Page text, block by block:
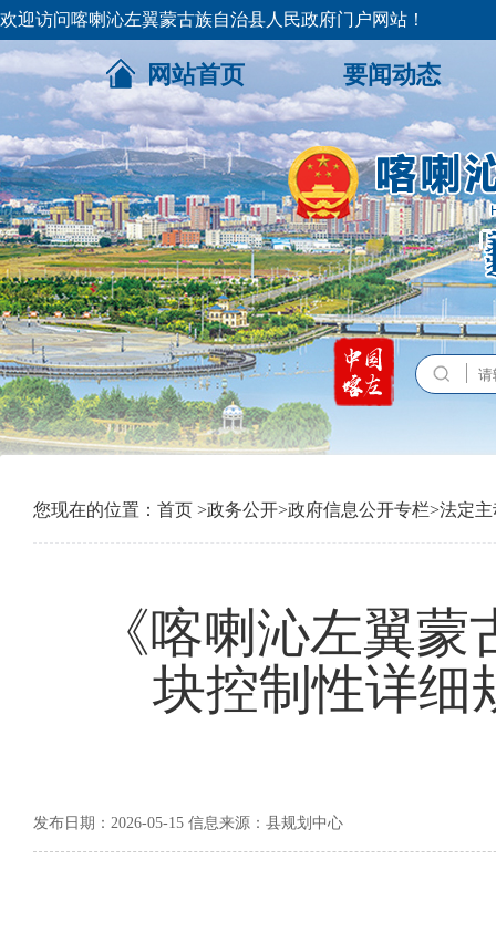
欢迎访问喀喇沁左翼蒙古族自治县人民政府门户网站！
网站首页 要闻动态
您现在的位置： 首页 >政务公开>政府信息公开专栏>法定
《喀喇沁左翼
块控制性详细
发布日期：2026-05-15 信息来源：县规划中心